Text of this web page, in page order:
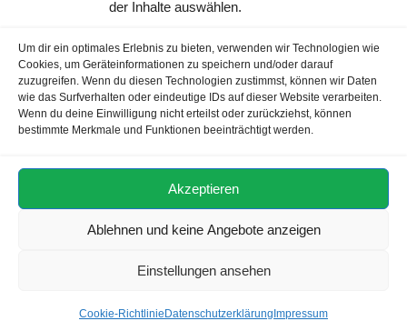
der Inhalte auswählen.
Um dir ein optimales Erlebnis zu bieten, verwenden wir Technologien wie
Cookies, um Geräteinformationen zu speichern und/oder darauf
zuzugreifen. Wenn du diesen Technologien zustimmst, können wir Daten
wie das Surfverhalten oder eindeutige IDs auf dieser Website verarbeiten.
Wenn du deine Einwilligung nicht erteilst oder zurückziehst, können
bestimmte Merkmale und Funktionen beeinträchtigt werden.
Akzeptieren
Ablehnen und keine Angebote anzeigen
Einstellungen ansehen
Cookie-Richtlinie Datenschutzerklärung Impressum